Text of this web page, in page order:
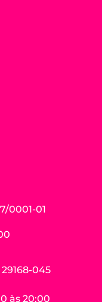
0001-01
045
às 20:00